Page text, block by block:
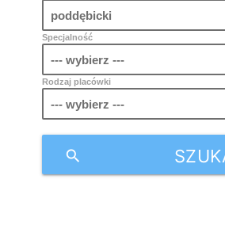
Specjalność
Rodzaj placówki
search